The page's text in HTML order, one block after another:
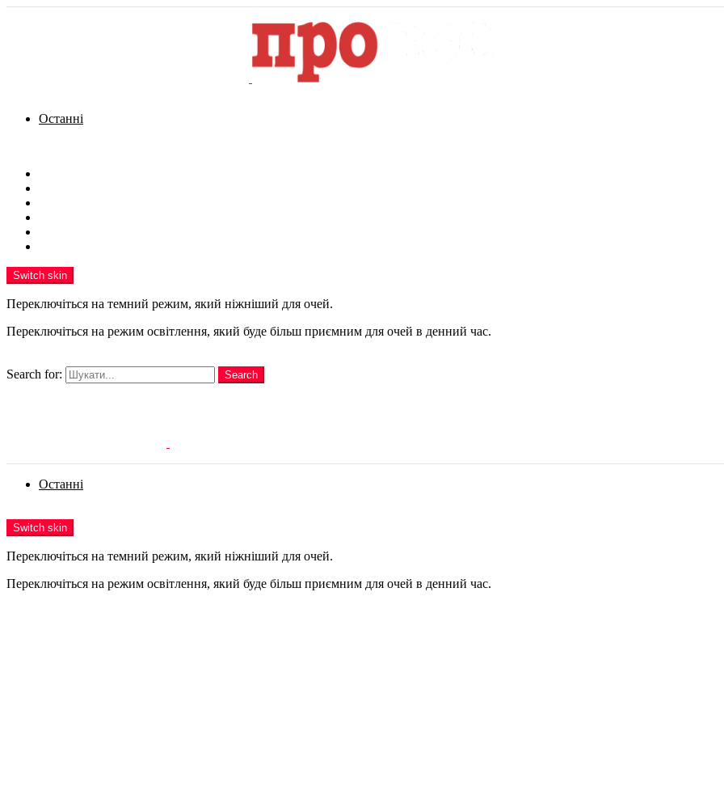
Останні
Switch skin
Переключіться на темний режим, який ніжніший для очей.
Переключіться на режим освітлення, який буде більш приємним для очей в денний час.
Search for:
Search
Останні
Switch skin
Переключіться на темний режим, який ніжніший для очей.
Переключіться на режим освітлення, який буде більш приємним для очей в денний час.